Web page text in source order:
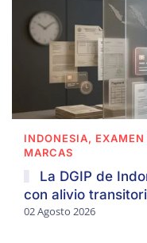
INDONESIA,
MARCAS
La DGIP de
con alivio
02 Agosto 2026